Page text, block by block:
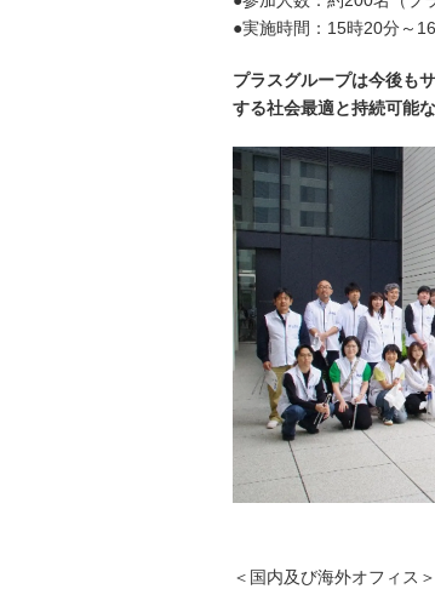
●実施時間：15時20分～
プラスグループは今後も
する社会最適と持続可能
＜国内及び海外オフィス＞